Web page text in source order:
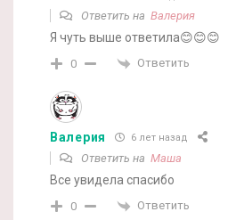
Ответить на Валерия
Я чуть выше ответила😊😊😊
0 Ответить
Валерия 6 лет назад
Ответить на Маша
Все увидела спасибо
0 Ответить